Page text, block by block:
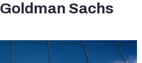
Goldman Sachs